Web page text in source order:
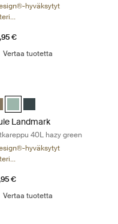
hyväksytyt
€
Vertaa tuotetta
Landmark 40L Syvä khaki
Thule Landmark 40L Hazy
Thule Landmark 40L
Landmark
40L hazy green
hyväksytyt
€
Vertaa tuotetta